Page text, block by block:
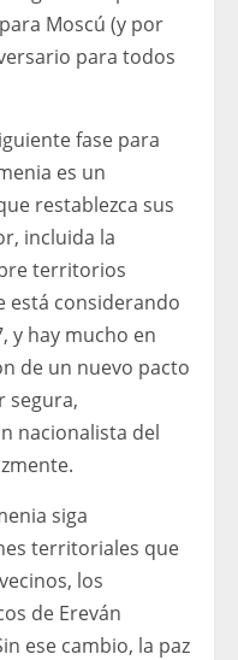
Moscú (y por
para todos
fase para
es un
restablezca sus
incluida la
territorios
está considerando
y hay mucho en
de un nuevo pacto
segura,
nacionalista del
siga
territoriales que
los
de Ereván
ese cambio, la paz